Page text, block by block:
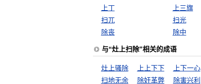
上丁
上三旗
扫兀
扫光
除丧
除中
与“灶上扫除”相关的成语
灶上骚除 上上下下 上下一心
扫地无余
除奸革弊 除害兴利